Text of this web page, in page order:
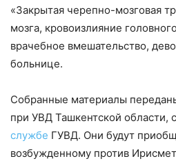
«Закрытая черепно-мозговая
мозга, кровоизлияние
врачебное вмешательство,
больнице.
Собранные материалы
при УВД Ташкентской области,
службе ГУВД. Они будут
возбужденному против